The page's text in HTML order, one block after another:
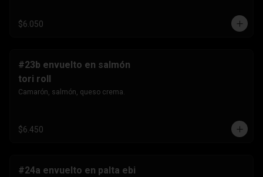
$6.050
#23b envuelto en salmón
tori roll
Camarón, salmón, queso crema.
$6.450
#24a envuelto en palta ebi